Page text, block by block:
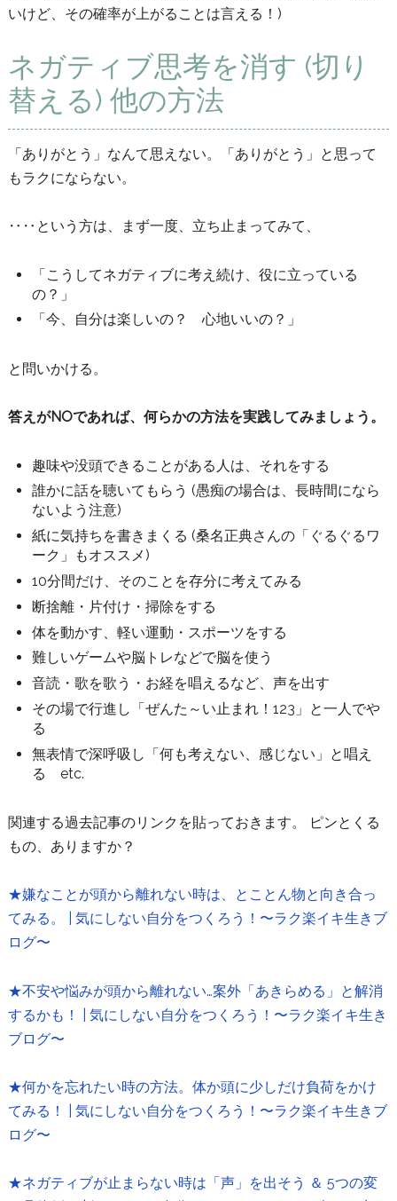
いけど、その確率が上がることは言える！)
ネガティブ思考を消す (切り
替える) 他の方法
「ありがとう」なんて思えない。「ありがとう」と思って
もラクにならない。
‥‥という方は、 まず一度、立ち止まってみて、
「こうしてネガティブに考え続け、役に立っている
の？」
「今、自分は楽しいの？ 心地いいの？」
と問いかける。
答えがNOであれば、何らかの方法を実践してみましょう。
趣味や没頭できることがある人は、それをする
誰かに話を聴いてもらう (愚痴の場合は、長時間になら
ないよう注意)
紙に気持ちを書きまくる (桑名正典さんの「ぐるぐるワ
ーク」もオススメ)
10分間だけ、そのことを存分に考えてみる
断捨離・片付け・掃除をする
体を動かす、軽い運動・スポーツをする
難しいゲームや脳トレなどで脳を使う
音読・歌を歌う・お経を唱えるなど、声を出す
その場で行進し「ぜんた～い止まれ！123」と一人でや
る
無表情で深呼吸し「何も考えない、感じない」と唱え
る etc.
関連する過去記事のリンクを貼っておきます。 ピンとくる
もの、ありますか？
★嫌なことが頭から離れない時は、とことん物と向き合っ
てみる。 | 気にしない自分をつくろう！〜ラク楽イキ生きブ
ログ〜
★不安や悩みが頭から離れない…案外「あきらめる」と解消
するかも！ | 気にしない自分をつくろう！〜ラク楽イキ生き
ブログ〜
★何かを忘れたい時の方法。体か頭に少しだけ負荷をかけ
てみる！ | 気にしない自分をつくろう！〜ラク楽イキ生きブ
ログ〜
★ネガティブが止まらない時は「声」を出そう ＆ 5つの変